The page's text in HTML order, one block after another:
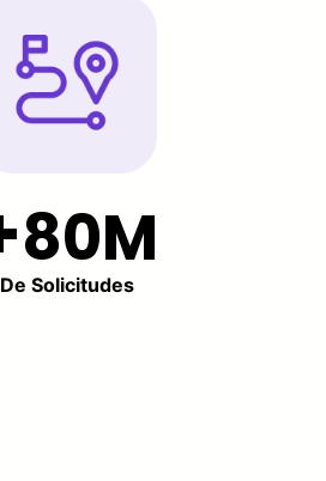
80M
De Solicitudes